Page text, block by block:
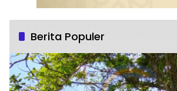
Berita Populer